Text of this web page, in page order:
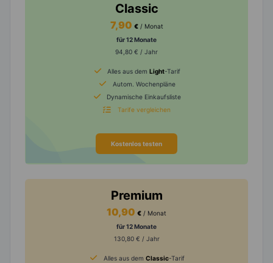
Classic
7,90 € / Monat
für 12 Monate
94,80 € / Jahr
Alles aus dem Light-Tarif
Autom. Wochenpläne
Dynamische Einkaufsliste
Tarife vergleichen
Kostenlos testen
Premium
10,90 € / Monat
für 12 Monate
130,80 € / Jahr
Alles aus dem Classic-Tarif